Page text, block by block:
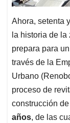
Ahora, setenta
la historia de
prepara para
través de la
Urbano
proceso de
construcción de
años, de las